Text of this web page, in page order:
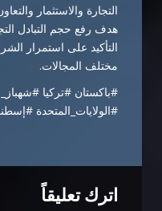
التجارة والاستثمار
هدف رفع حجم التبادل
التأكيد على استمرار
مختلف المجالات.
#باكستان #تركيا
#الولايات_المتحدة
اترك تعليقاً